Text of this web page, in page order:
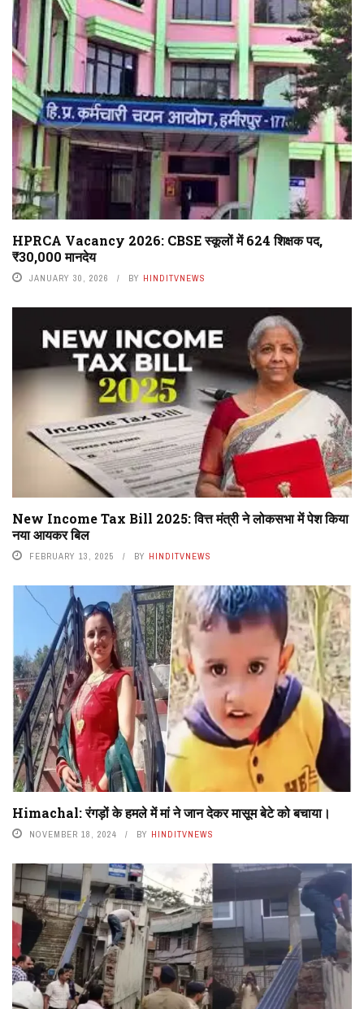
HPRCA Vacancy 2026: CBSE स्कूलों में 624 शिक्षक पद,
₹30,000 मानदेय
JANUARY 30, 2026 BY HINDITVNEWS
New Income Tax Bill 2025: वित्त मंत्री ने लोकसभा में पेश किया
नया आयकर बिल
FEBRUARY 13, 2025 BY HINDITVNEWS
Himachal: रंगड़ों के हमले में मां ने जान देकर मासूम बेटे को बचाया।
NOVEMBER 18, 2024 BY HINDITVNEWS